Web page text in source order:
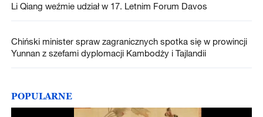
Li Qiang weźmie udział w 17. Letnim Forum Davos
Chiński minister spraw zagranicznych spotka się w prowincji
Yunnan z szefami dyplomacji Kambodży i Tajlandii
POPULARNE